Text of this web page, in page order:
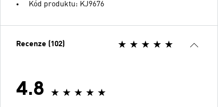
Kód produktu: KJ9676
Recenze (102)
4.8